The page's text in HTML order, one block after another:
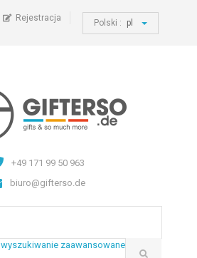
Rejestracja Polski : pl
+49 171 99 50 963
biuro@gifterso.de
wyszukiwanie zaawansowane